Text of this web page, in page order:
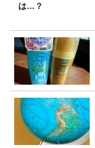
は…？